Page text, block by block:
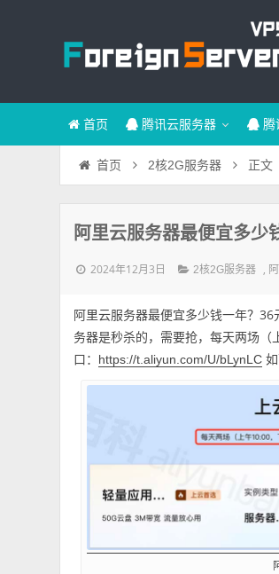
首页 腾讯云服务器 腾
首页 2核2G服务器 正文
阿里云服务器最便宜多少
2024年12月3日 2核2G服务器 ,
阿里云服务器最便宜多少钱一年？
务器是秒杀的，需要抢，每天两场
口：
https://t.aliyun.com/U/bLynLC 如